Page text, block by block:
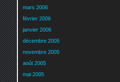
mars 2006
février 2006
janvier 2006
décembre 2005
novembre 2005
août 2005
mai 2005